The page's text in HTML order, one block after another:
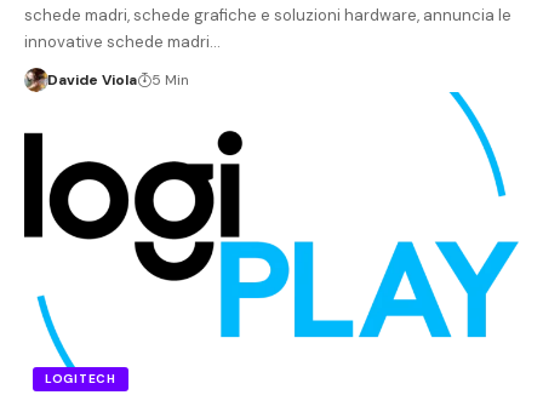
schede madri, schede grafiche e soluzioni hardware, annuncia le
innovative schede madri…
Davide Viola 5 Min
LOGITECH